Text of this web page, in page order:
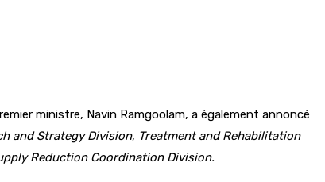
ministre, Navin Ramgoolam, a également annoncé
and Strategy Division, Treatment and Rehabilitation
Reduction Coordination Division.